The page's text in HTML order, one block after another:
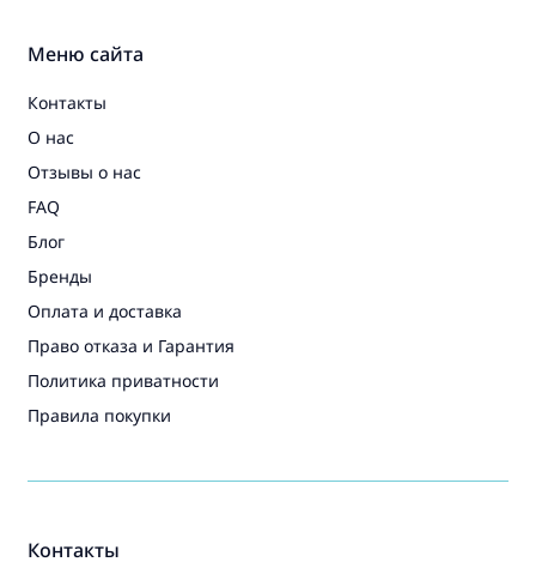
Контакты
Меню сайта
Контакты
О нас
Отзывы о нас
FAQ
Блог
Бренды
Оплата и доставка
Право отказа и Гарантия
Политика приватности
Правила покупки